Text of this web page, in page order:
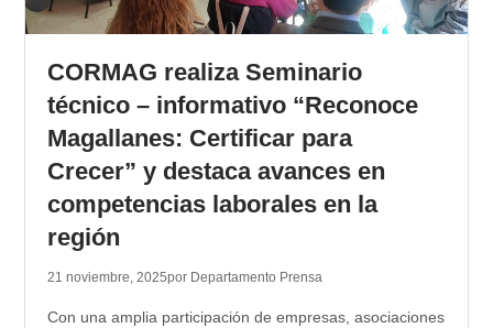
CORMAG realiza Seminario
técnico – informativo “Reconoce
Magallanes: Certificar para
Crecer” y destaca avances en
competencias laborales en la
región
21 noviembre, 2025por Departamento Prensa
Con una amplia participación de empresas, asociaciones